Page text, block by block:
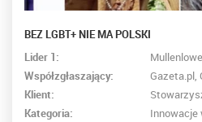
BEZ LGBT+ NIE MA POLSKI
Lider 1:
Współzgłaszający:
Gazeta.pl,
Klient:
Kategoria:
Innowacje